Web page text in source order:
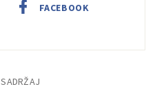
FACEBOOK